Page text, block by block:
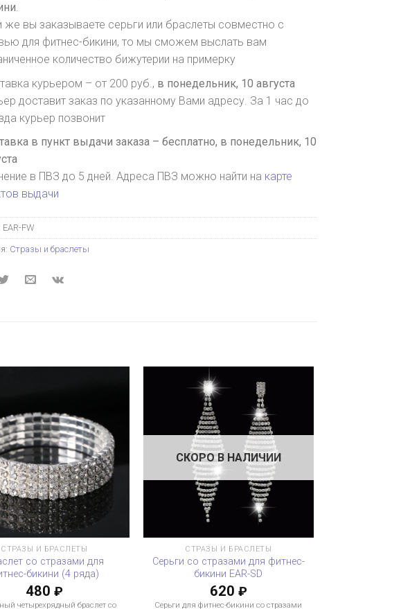
.
же вы заказываете серьги или браслеты совместно с
для фитнес-бикини, то мы сможем выслать вам
количество бижутерии на примерку
курьером – от 200 руб., в понедельник, 10 августа
доставит заказ по указанному Вами адресу. За 1 час до
курьер позвонит
в пункт выдачи заказа – бесплатно, в понедельник, 10
в ПВЗ до 5 дней. Адреса ПВЗ можно найти на карте
выдачи
EAR-FW
Стразы и браслеты
СТРАЗЫ И БРАСЛЕТЫ
со стразами для
бикини (4 ряда)
480 ₽
четырехрядный браслет со
СКОРО В НАЛИЧИИ
СТРАЗЫ И БРАСЛЕТЫ
Серьги со стразами для фитнес-
бикини EAR-SD
620 ₽
Серьги для фитнес-бикини со стразами